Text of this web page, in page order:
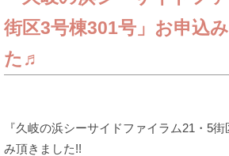
街区3号棟301号」お申込
た♬
『久岐の浜シーサイドファイラム21・5
み頂きました!!